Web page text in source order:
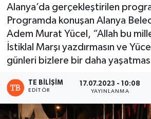
Alanya’da gerçekleştirilen
Programda konuşan Alanya
Adem Murat Yücel, “Allah bu
İstiklal Marşı yazdırmasın ve
günleri bizlere bir daha
TE BILIŞIM
EDITÖR
17.07.2023 - 10:08
YAYINLANMA
Tüm Manşetler
Son Dakika Haberleri
Haber Arşivi